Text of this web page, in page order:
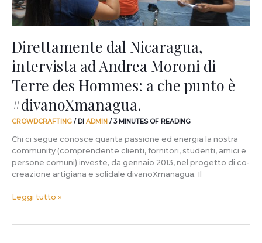
Direttamente dal Nicaragua,
intervista ad Andrea Moroni di
Terre des Hommes: a che punto è
#divanoXmanagua.
CROWDCRAFTING / DI ADMIN /3 MINUTES OF READING
Chi ci segue conosce quanta passione ed energia la nostra
community (comprendente clienti, fornitori, studenti, amici e
persone comuni) investe, da gennaio 2013, nel progetto di co-
creazione artigiana e solidale divanoXmanagua. Il
Hommes:
a
punto
è
#divanoXmanagua.
Leggi tutto »